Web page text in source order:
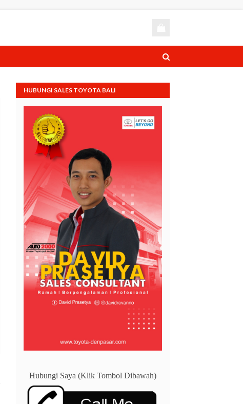
HUBUNGI SALES TOYOTA BALI
Hubungi Saya (Klik Tombol Dibawah)